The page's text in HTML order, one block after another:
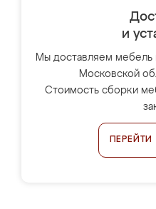
и
Мы доставляем мебель
Московской
Стоимость сборки
ПЕРЕЙТИ